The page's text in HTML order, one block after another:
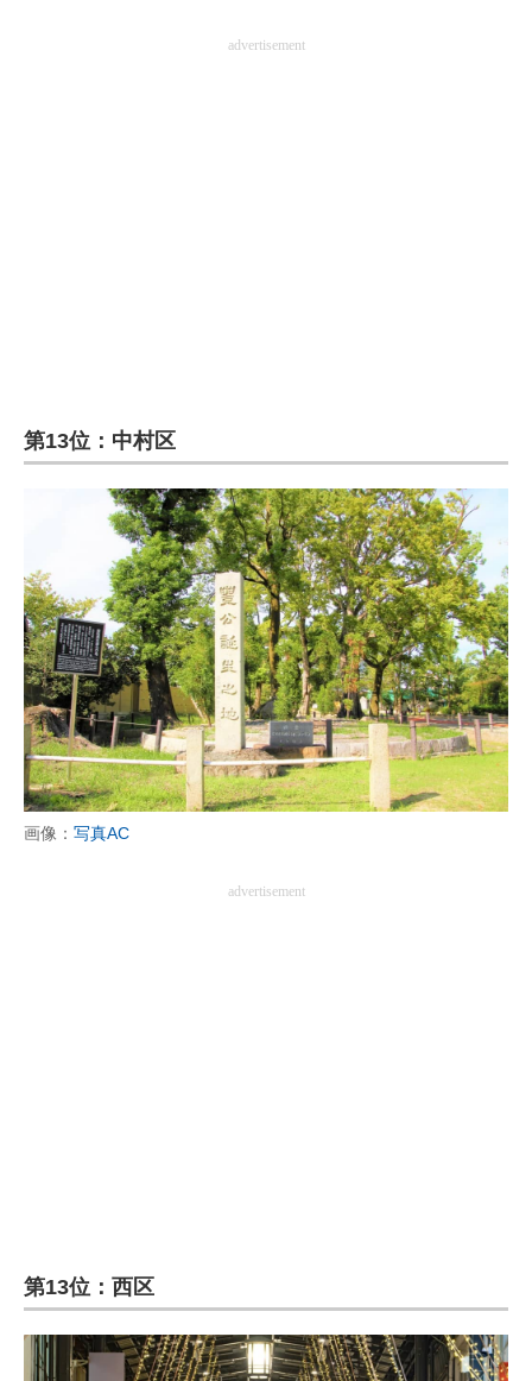
advertisement
第13位：中村区
画像： 写真AC
advertisement
第13位：西区